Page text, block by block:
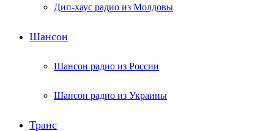
Дип-хаус радио из Молдовы
Шансон
Шансон радио из России
Шансон радио из Украины
Транс